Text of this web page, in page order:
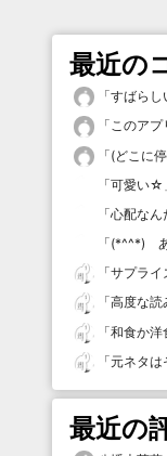
最近の
「すばらし
「このアプ
「(どこに
「可愛い☆
「心配なん
「(*^^*) あ
「サプライ
「高度な読
「和食か
「元ネタは
最近の